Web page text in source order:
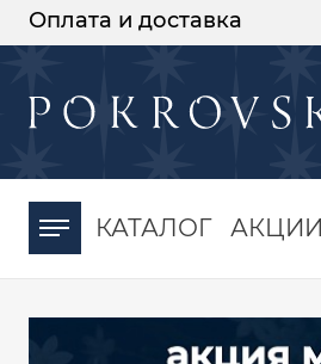
Оплата и доставка
КАТАЛОГ АКЦИИ
-30%
момента оплаты